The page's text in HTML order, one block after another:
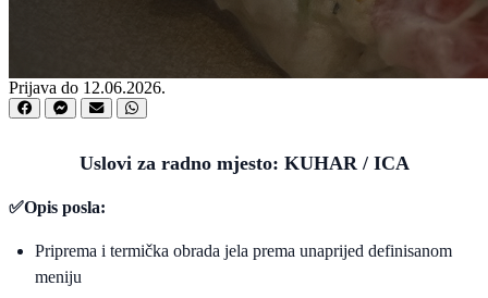
Prijava do 12.06.2026.
Uslovi za radno mjesto: KUHAR / ICA
✅Opis posla:
Priprema i termička obrada jela prema unaprijed definisanom
meniju